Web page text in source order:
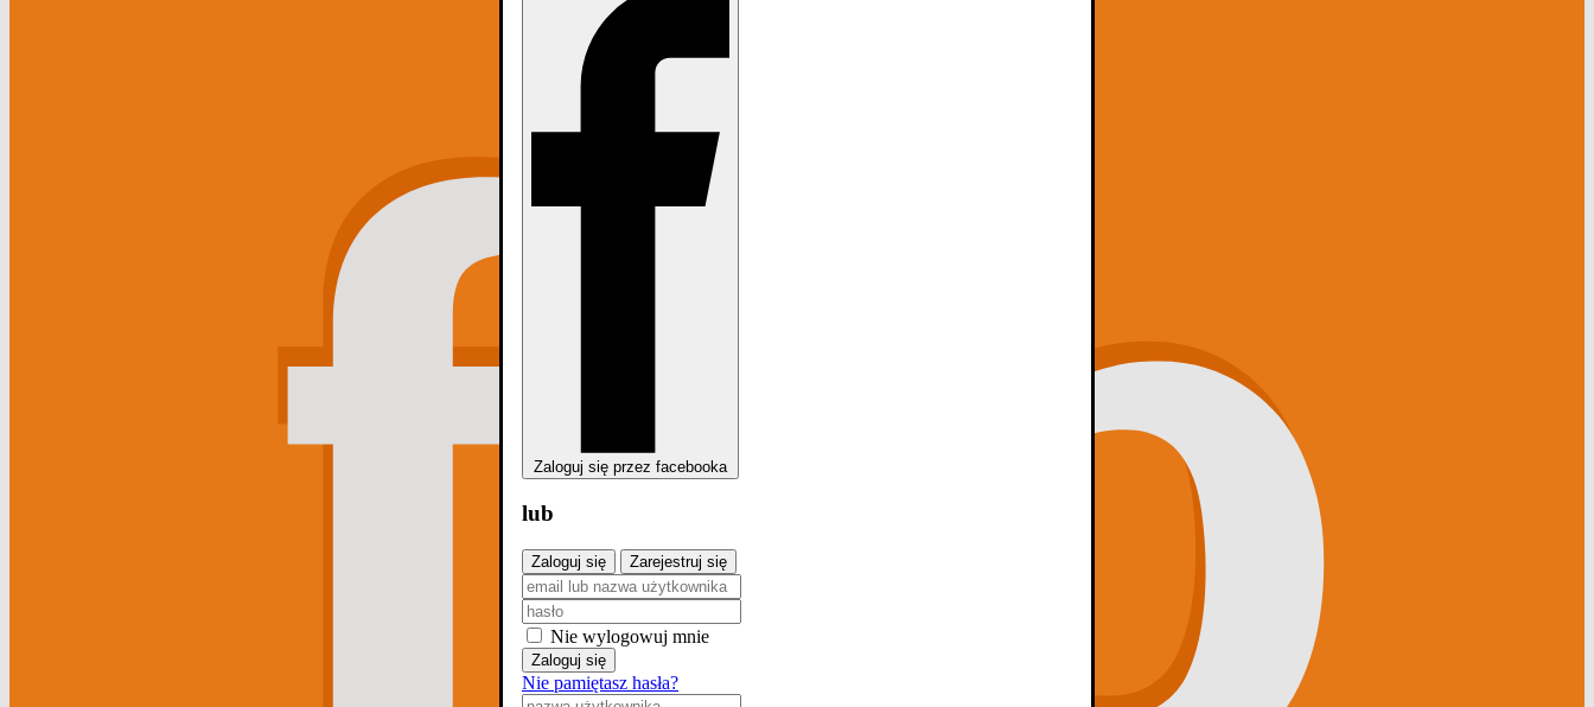
Zaloguj się przez facebooka
lub
Zaloguj się Zarejestruj się
Nie wylogowuj mnie
Zaloguj się
Nie pamiętasz hasła?